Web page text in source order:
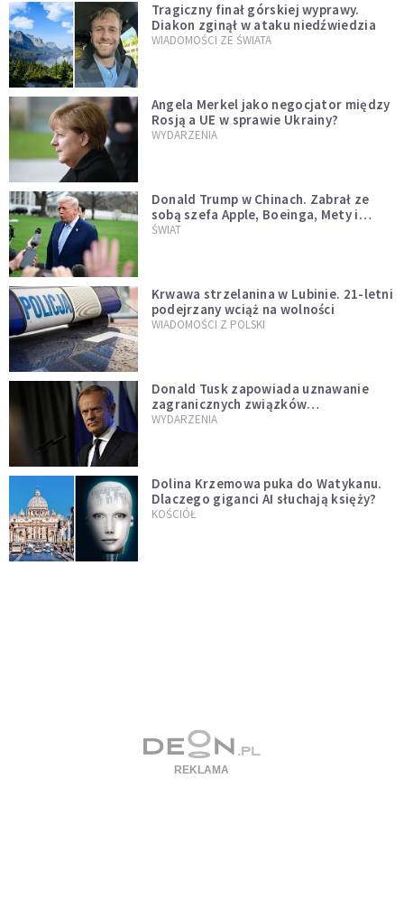
Tragiczny finał górskiej wyprawy.
Diakon zginął w ataku niedźwiedzia
WIADOMOŚCI ZE ŚWIATA
Angela Merkel jako negocjator między
Rosją a UE w sprawie Ukrainy?
WYDARZENIA
Donald Trump w Chinach. Zabrał ze
sobą szefa Apple, Boeinga, Mety i
Muska
ŚWIAT
Krwawa strzelanina w Lubinie. 21-letni
podejrzany wciąż na wolności
WIADOMOŚCI Z POLSKI
Donald Tusk zapowiada uznawanie
zagranicznych związków
jednopłciowych. "Państwo oblało ten
WYDARZENIA
Dolina Krzemowa puka do Watykanu.
Dlaczego giganci AI słuchają księży?
KOŚCIÓŁ